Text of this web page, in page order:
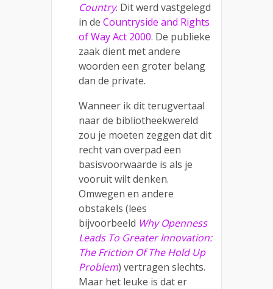
Country. Dit werd vastgelegd
in de Countryside and Rights
of Way Act 2000. De publieke
zaak dient met andere
woorden een groter belang
dan de private.
Wanneer ik dit terugvertaal
naar de bibliotheekwereld
zou je moeten zeggen dat dit
recht van overpad een
basisvoorwaarde is als je
vooruit wilt denken.
Omwegen en andere
obstakels (lees
bijvoorbeeld Why Openness
Leads To Greater Innovation:
The Friction Of The Hold Up
Problem) vertragen slechts.
Maar het leuke is dat er